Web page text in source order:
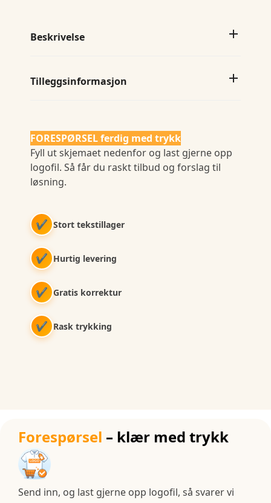
Beskrivelse
Tilleggsinformasjon
FORESPØRSEL ferdig med trykk
Fyll ut skjemaet nedenfor og last gjerne opp
logofil. Så får du raskt tilbud og forslag til
løsning.
✔ Stort tekstillager
✔ Hurtig levering
✔ Gratis korrektur
✔ Rask trykking
Forespørsel – klær med trykk
Send inn, og last gjerne opp logofil, så svarer vi